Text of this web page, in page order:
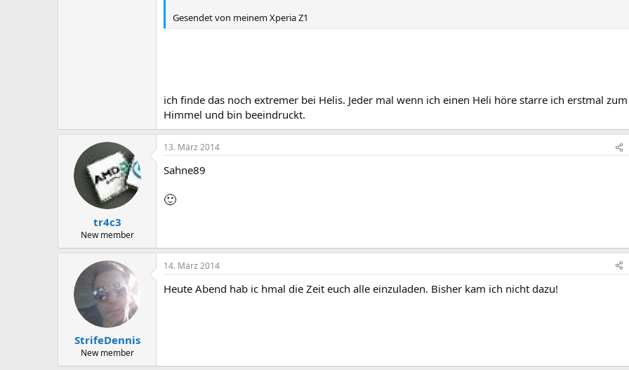
Gesendet von meinem Xperia Z1
ich finde das noch extremer bei Helis. Jeder mal wenn ich einen Heli höre starre ich erstmal zum
Himmel und bin beeindruckt.
tr4c3
New member
13. März 2014
Sahne89
🙂
StrifeDennis
New member
14. März 2014
Heute Abend hab ic hmal die Zeit euch alle einzuladen. Bisher kam ich nicht dazu!